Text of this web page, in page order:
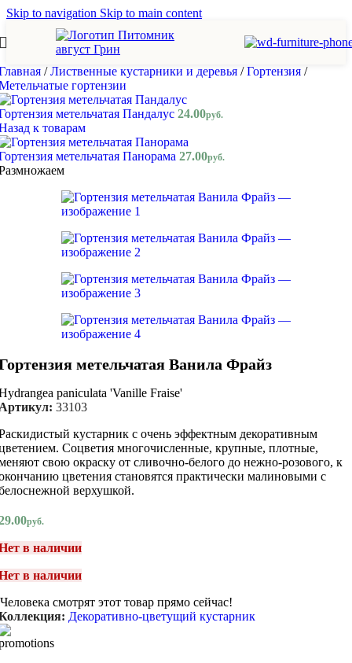
Skip to navigation Skip to main content
/ Лиственные кустарники и деревья / Гортензия /
гортензии
метельчатая Пандалус 24.00руб.
к товарам
метельчатая Панорама 27.00руб.
метельчатая Ванила Фрайз
paniculata 'Vanille Fraise'
33103
кустарник с очень эффектным декоративным
Соцветия многочисленные, крупные, плотные,
свою окраску от сливочно-белого до нежно-розового, к
цветения становятся практически малиновыми с
верхушкой.
руб.
в наличии
в наличии
Человека смотрят этот товар прямо сейчас!
Декоративно-цветущий кустарник